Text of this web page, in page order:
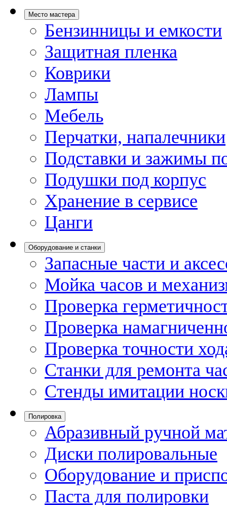
Место мастера
Бензинницы и емкости
Защитная пленка
Коврики
Лампы
Мебель
Перчатки, напалечники
Подставки и зажимы
Подушки под корпус
Хранение в сервисе
Цанги
Оборудование и станки
Запасные части и
Мойка часов и
Проверка
Проверка
Проверка точности
Станки для ремонта
Стенды имитации
Полировка
Абразивный ручной
Диски полировальные
Оборудование и
Паста для полировки